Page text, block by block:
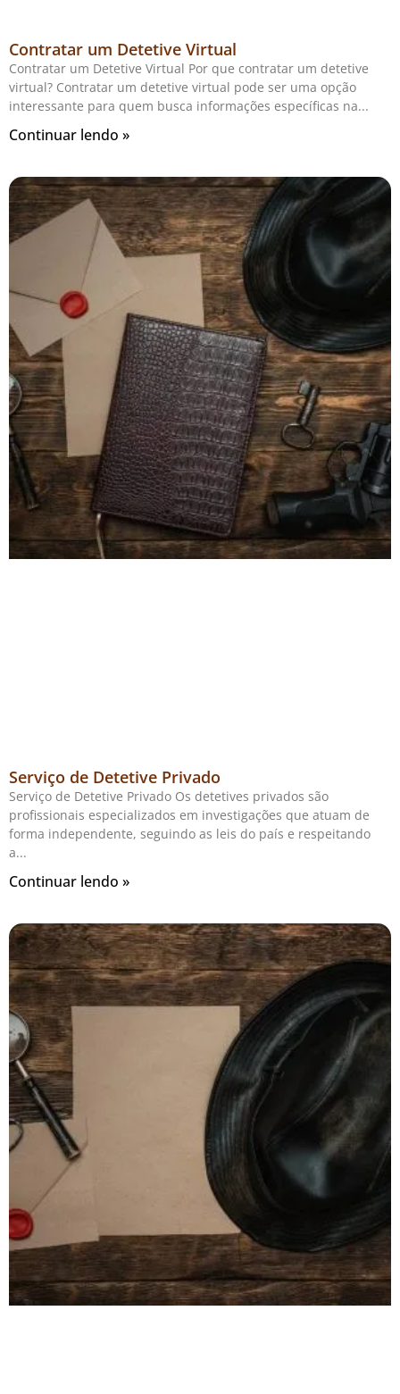
Contratar um Detetive Virtual
Contratar um Detetive Virtual Por que contratar um detetive
virtual? Contratar um detetive virtual pode ser uma opção
interessante para quem busca informações específicas na
Continuar lendo »
Serviço de Detetive Privado
Serviço de Detetive Privado Os detetives privados são
profissionais especializados em investigações que atuam de
forma independente, seguindo as leis do país e respeitando
a
Continuar lendo »